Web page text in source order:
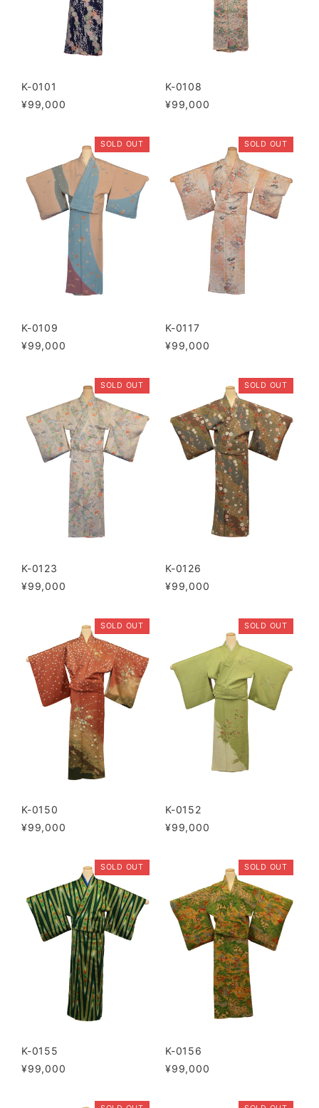
K-0101
¥99,000
K-0108
¥99,000
SOLD OUT
K-0109
¥99,000
SOLD OUT
K-0117
¥99,000
SOLD OUT
K-0123
¥99,000
SOLD OUT
K-0126
¥99,000
SOLD OUT
K-0150
¥99,000
SOLD OUT
K-0152
¥99,000
SOLD OUT
K-0155
¥99,000
SOLD OUT
K-0156
¥99,000